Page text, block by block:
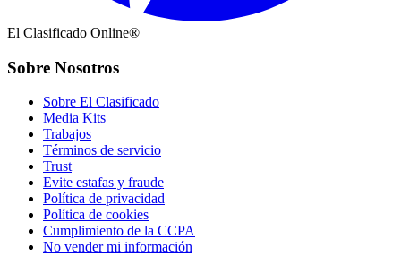
El Clasificado Online®
Sobre Nosotros
Sobre El Clasificado
Media Kits
Trabajos
Términos de servicio
Trust
Evite estafas y fraude
Política de privacidad
Política de cookies
Cumplimiento de la CCPA
No vender mi información